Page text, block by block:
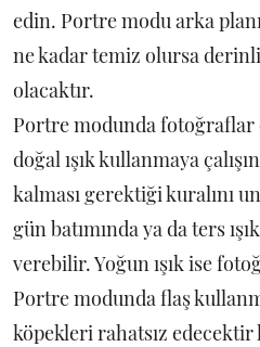
edin. Portre modu arka
ne kadar temiz olursa
olacaktır.
Portre modunda
doğal ışık kullanmaya
kalması gerektiği kuralını
gün batımında ya da ters
verebilir. Yoğun ışık ise
Portre modunda flaş
köpekleri rahatsız